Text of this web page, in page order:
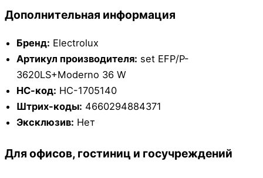
Дополнительная информация
Бренд: Electrolux
Артикул производителя: set EFP/P-
3620LS+Moderno 36 W
НС-код: НС-1705140
Штрих-коды: 4660294884371
Эксклюзив: Нет
Для офисов, гостиниц и госучреждений